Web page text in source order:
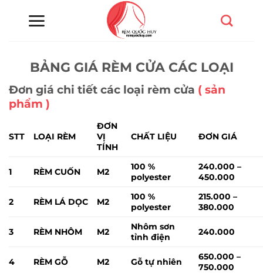
BẢNG GIÁ RÈM CỬA CÁC LOẠI
Đơn giá chi tiết các loại rèm cửa ( sản
phẩm )
STT LOẠI RÈM
ĐƠN
VỊ
TÍNH
CHẤT LIỆU ĐƠN GIÁ
1 RÈM CUỐN M2
100 %
polyester
240.000 –
450.000
2 RÈM LÁ DỌC M2
100 %
polyester
215.000 –
380.000
3 RÈM NHÔM M2
Nhôm sơn
tỉnh điện
240.000
4 RÈM GỖ M2 Gỗ tự nhiên
650.000 –
750.000